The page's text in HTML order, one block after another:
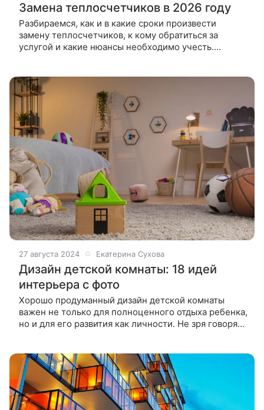
Замена теплосчетчиков в 2026 году
Разбираемся, как и в какие сроки произвести
замену теплосчетчиков, к кому обратиться за
услугой и какие нюансы необходимо учесть.
27 августа 2024 Екатерина Сухова
Дизайн детской комнаты: 18 идей
интерьера с фото
Хорошо продуманный дизайн детской комнаты
важен не только для полноценного отдыха ребенка,
но и для его развития как личности. Не зря говорят,